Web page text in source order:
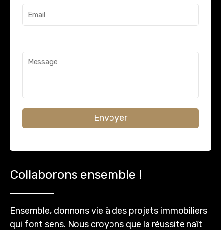
Envoyer
Collaborons ensemble !
Ensemble, donnons vie à des projets immobiliers
qui font sens. Nous croyons que la réussite naît